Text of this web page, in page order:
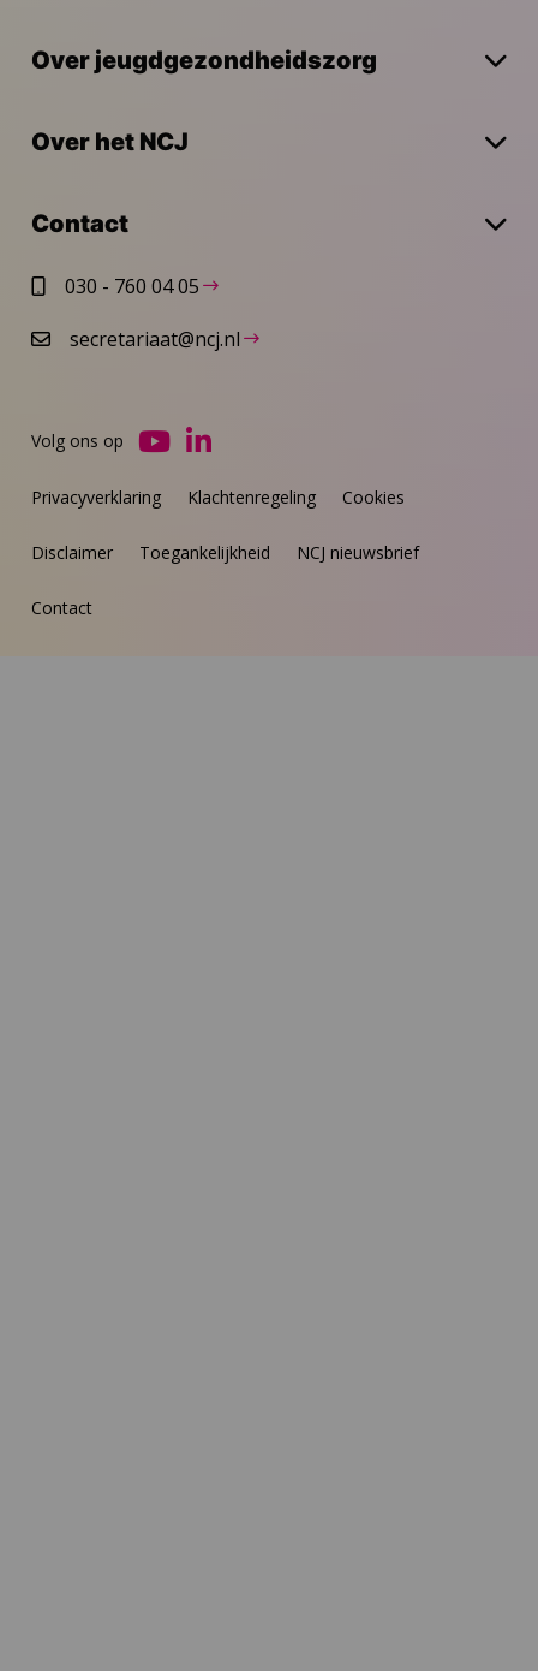
Over jeugdgezondheidszorg
Over het NCJ
Contact
030 - 760 04 05
secretariaat@ncj.nl
Privacyverklaring Klachtenregeling Cookies
Disclaimer Toegankelijkheid NCJ nieuwsbrief
Contact
Volg ons op
Ga
YouTube
Ga
LinkedIn